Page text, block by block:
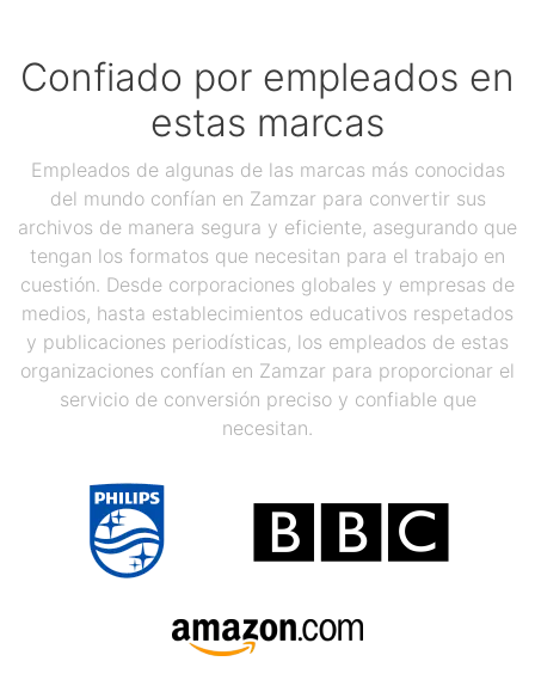
Confiado por empleados en
estas marcas
Empleados de algunas de las marcas más conocidas
del mundo confían en Zamzar para convertir sus
archivos de manera segura y eficiente, asegurando que
tengan los formatos que necesitan para el trabajo en
cuestión. Desde corporaciones globales y empresas de
medios, hasta establecimientos educativos respetados
y publicaciones periodísticas, los empleados de estas
organizaciones confían en Zamzar para proporcionar el
servicio de conversión preciso y confiable que
necesitan.